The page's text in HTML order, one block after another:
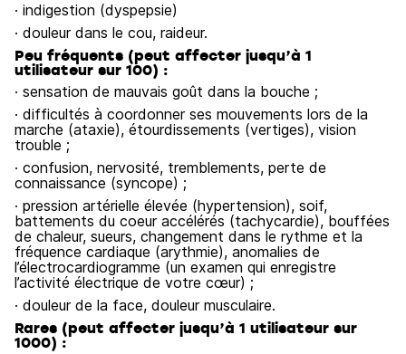
· indigestion (dyspepsie)
· douleur dans le cou, raideur.
Peu fréquents (peut affecter jusqu’à 1
utilisateur sur 100) :
· sensation de mauvais goût dans la bouche ;
· difficultés à coordonner ses mouvements lors de la
marche (ataxie), étourdissements (vertiges), vision
trouble ;
· confusion, nervosité, tremblements, perte de
connaissance (syncope) ;
· pression artérielle élevée (hypertension), soif,
battements du coeur accélérés (tachycardie), bouffées
de chaleur, sueurs, changement dans le rythme et la
fréquence cardiaque (arythmie), anomalies de
l’électrocardiogramme (un examen qui enregistre
l’activité électrique de votre cœur) ;
· douleur de la face, douleur musculaire.
Rares (peut affecter jusqu’à 1 utilisateur sur
1000) :